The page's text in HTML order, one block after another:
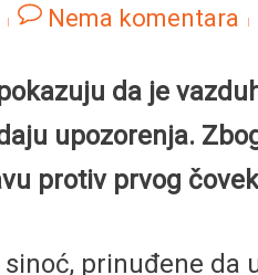
Nema komentara
da je
upozorenja.
protiv prvog
prinuđene